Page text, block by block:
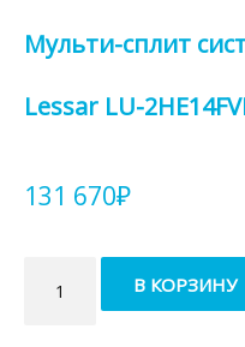
Мульти-сплит
Lessar LU-
131 670₽
товара
В КОРЗИНУ